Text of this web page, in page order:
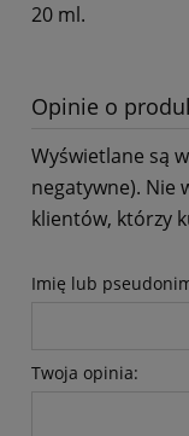
20 ml.
Opinie o
Wyświetlane są
negatywne). Nie
klientów, którzy
Imię lub
Twoja opinia: